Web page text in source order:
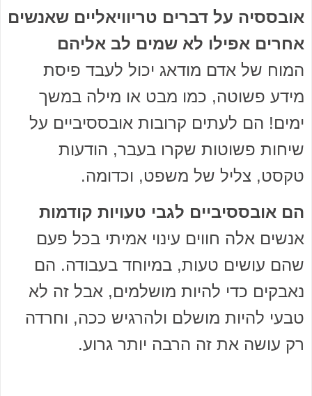
אובססיה על דברים טריוויאליים שאנשים
אחרים אפילו לא שמים לב אליהם
המוח של אדם מודאג יכול לעבד פיסת
מידע פשוטה, כמו מבט או מילה במשך
ימים! הם לעתים קרובות אובססיביים על
שיחות פשוטות שקרו בעבר, הודעות
טקסט, צליל של משפט, וכדומה.
הם אובססיביים לגבי טעויות קודמות
אנשים אלה חווים עינוי אמיתי בכל פעם
שהם עושים טעות, במיוחד בעבודה. הם
נאבקים כדי להיות מושלמים, אבל זה לא
טבעי להיות מושלם ולהרגיש ככה, וחרדה
רק עושה את זה הרבה יותר גרוע.